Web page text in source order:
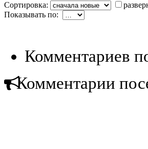
Сортировка:
Показывать по:
Комментариев
Комментарии